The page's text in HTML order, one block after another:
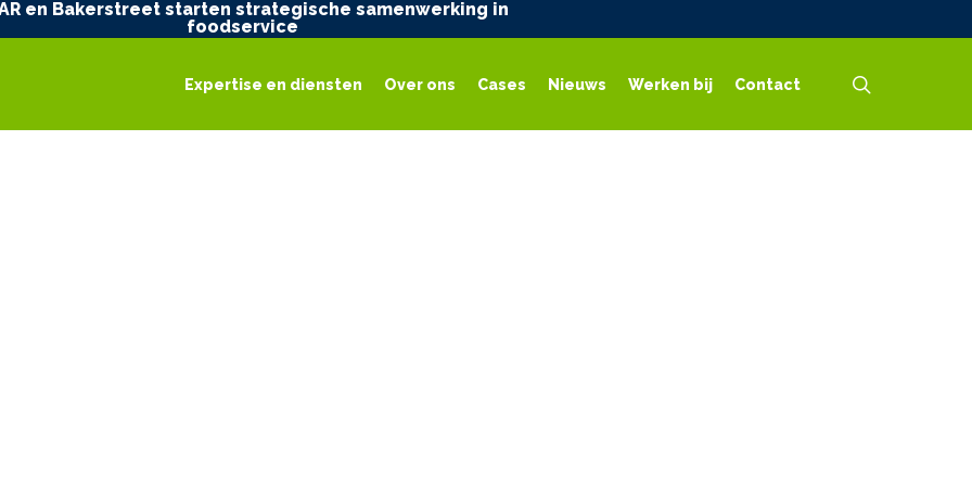
en Bakerstreet starten strategische samenwerking in
foodservice
Expertise en diensten Over ons Cases Nieuws Werken bij Contact